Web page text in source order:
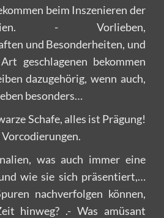
beim Inszenieren der
- Vorlieben,
und Besonderheiten, und
geschlagenen bekommen
dazugehörig, wenn auch,
besonders…
Schafe, alles ist Prägung!
was auch immer eine
wie sie sich präsentiert,…
nachverfolgen können,
hinweg? .- Was amüsant